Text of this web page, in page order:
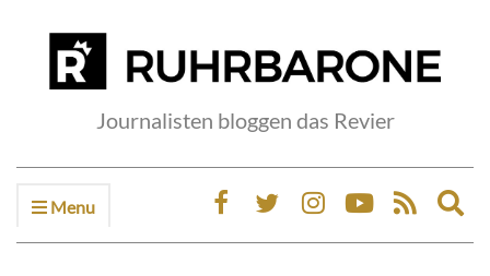
Journalisten bloggen das Revier
Menu